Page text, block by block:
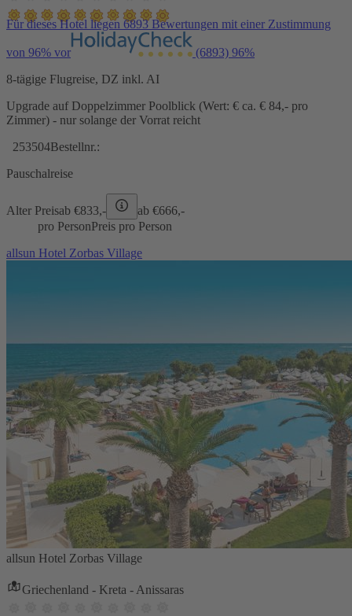
Für dieses Hotel liegen 6893 Bewertungen mit einer Zustimmung
von 96% vor (6893) 96%
8-tägige Flugreise, DZ inkl. AI
Upgrade auf Doppelzimmer Poolblick (Wert: € ca. € 84,- pro
Zimmer) - nur solange der Vorrat reicht
253504Bestellnr.:
Pauschalreise
Alter Preisab €833,- ab €666,-
pro PersonPreis pro Person
allsun Hotel Zorbas Village
allsun Hotel Zorbas Village
Griechenland - Kreta - Anissaras